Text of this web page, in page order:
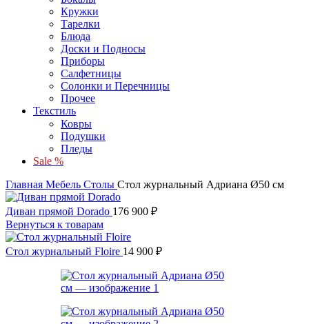
Кружки
Тарелки
Блюда
Доски и Подносы
Приборы
Салфетницы
Солонки и Перечницы
Прочее
Текстиль
Ковры
Подушки
Пледы
Sale %
Главная Мебель Столы Стол журнальный Адриана Ø50 см
Диван прямой Dorado 176 900 ₽
Вернуться к товарам
Стол журнальный Floire 14 900 ₽